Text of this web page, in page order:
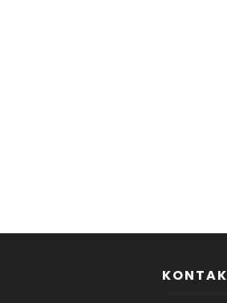
KONTAK